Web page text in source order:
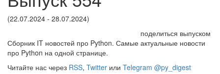
(22.07.2024 - 28.07.2024)
поделиться выпуском
Сборник IT новостей про Python. Самые актуальные новости
про Python на одной странице.
Читайте нас через RSS, Twitter или Telegram @py_digest